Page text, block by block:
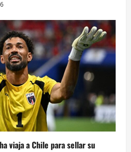
viaja a Chile para sellar su